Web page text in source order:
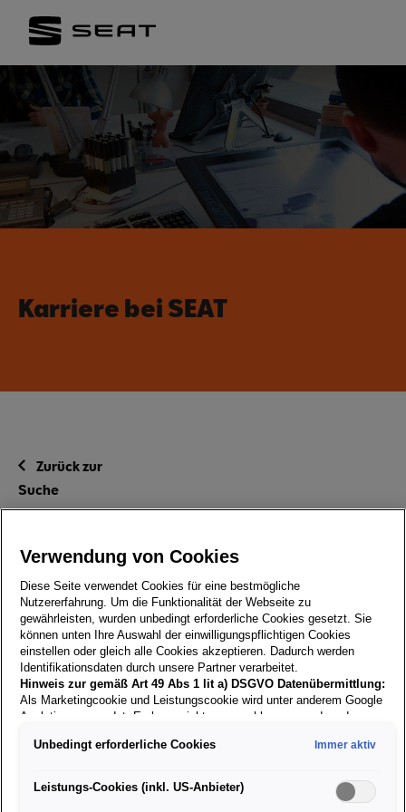
Karriere bei SEAT
Zurück zur
Suche
13.04.2017
Karosseriebau - Lehrling
Karriere mit Lehre!
von Deinem Talent!
Verwendung von Cookies
Diese Seite verwendet Cookies für eine bestmögliche
Nutzererfahrung. Um die Funktionalität der Webseite zu
gewährleisten, wurden unbedingt erforderliche Cookies gesetzt. Sie
können unten Ihre Auswahl der einwilligungspflichtigen Cookies
einstellen oder gleich alle Cookies akzeptieren. Dadurch werden
Identifikationsdaten durch unsere Partner verarbeitet.
Hinweis zur gemäß Art 49 Abs 1 lit a) DSGVO Datenübermittlung:
Als Marketingcookie und Leistungscookie wird unter anderem Google
Analytics verwendet. Es kann nicht ausgeschlossen werden, dass
die USA (insbesondere dort an die Google LLC) weitergibt. In den
gleichwertiges Datenschutzniveau und es fehlt an einem
Angemessenheitsbeschluss der Europäischen Kommission. Hieraus
Unbedingt erforderliche Cookies Immer aktiv
Leistungs-Cookies (inkl. US-Anbieter)